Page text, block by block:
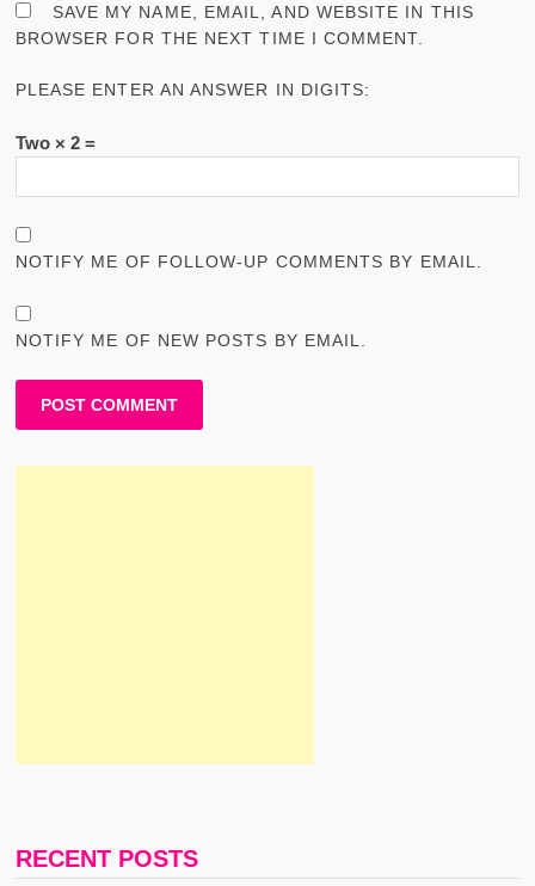
SAVE MY NAME, EMAIL, AND WEBSITE IN THIS
BROWSER FOR THE NEXT TIME I COMMENT.
PLEASE ENTER AN ANSWER IN DIGITS:
Two × 2 =
NOTIFY ME OF FOLLOW-UP COMMENTS BY EMAIL.
NOTIFY ME OF NEW POSTS BY EMAIL.
RECENT POSTS